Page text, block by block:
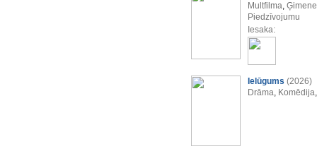
Multfilma,
Piedzīvojumu
Iesaka:
Ielūgums (2026)
Drāma, Komēdija